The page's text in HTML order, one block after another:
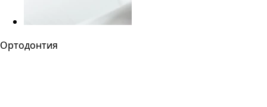
Ортодонтия